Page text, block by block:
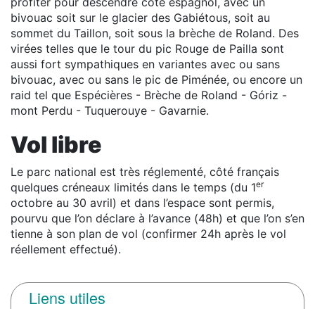
bivouac soit sur le glacier des Gabiétous, soit au
sommet du Taillon, soit sous la brèche de Roland. Des
virées telles que le tour du pic Rouge de Pailla sont
aussi fort sympathiques en variantes avec ou sans
bivouac, avec ou sans le pic de Piménée, ou encore un
raid tel que Espécières - Brèche de Roland - Góriz -
mont Perdu - Tuquerouye - Gavarnie.
Vol libre
Le parc national est très réglementé, côté français
quelques créneaux limités dans le temps (du 1er
octobre au 30 avril) et dans l’espace sont permis,
pourvu que l’on déclare à l’avance (48h) et que l’on s’en
tienne à son plan de vol (confirmer 24h après le vol
réellement effectué).
Liens utiles